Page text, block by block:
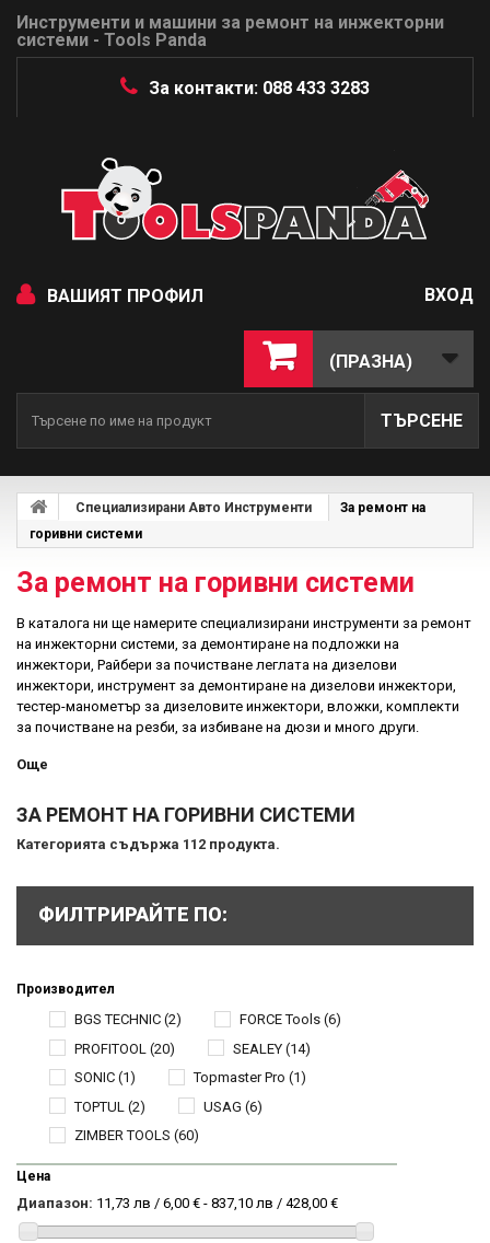
Инструменти и машини за ремонт на инжекторни
системи - Tools Panda
За контакти: 088 433 3283
ВАШИЯТ ПРОФИЛ ВХОД
(ПРАЗНА)
ТЪРСЕНЕ
Специализирани Авто Инструменти
За ремонт на
горивни системи
За ремонт на горивни системи
В каталога ни ще намерите специализирани инструменти за ремонт
на инжекторни системи, за демонтиране на подложки на
инжектори, Райбери за почистване леглата на дизелови
инжектори, инструмент за демонтиране на дизелови инжектори,
тестер-манометър за дизеловите инжектори, вложки, комплекти
за почистване на резби, за избиване на дюзи и много други.
Още
ЗА РЕМОНТ НА ГОРИВНИ СИСТЕМИ
Категорията съдържа 112 продукта.
ФИЛТРИРАЙТЕ ПО:
Производител
BGS TECHNIC (2) FORCE Tools (6)
PROFITOOL (20) SEALEY (14)
SONIC (1) Topmaster Pro (1)
TOPTUL (2) USAG (6)
ZIMBER TOOLS (60)
Цена
Диапазон: 11,73 лв / 6,00 € - 837,10 лв / 428,00 €